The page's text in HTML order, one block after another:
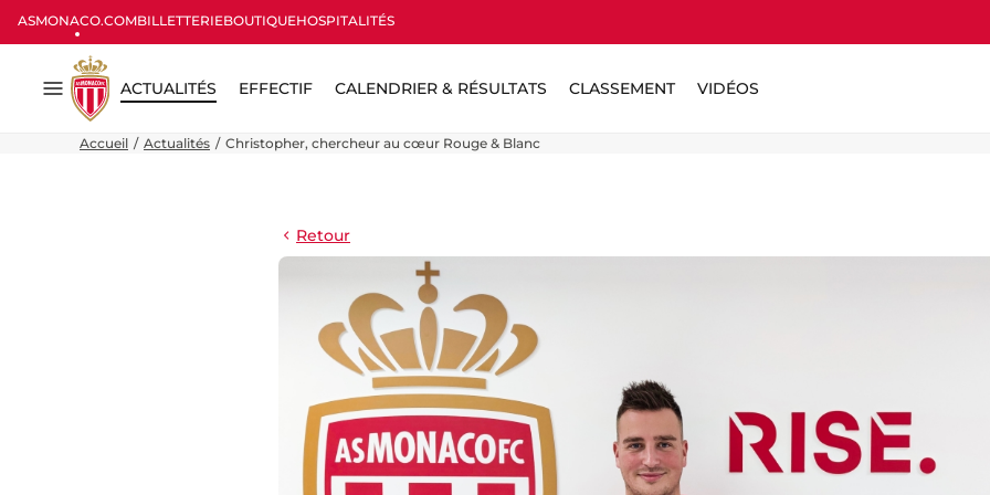
ASMONACO.COMBILLETTERIEBOUTIQUEHOSPITALITÉS
Menu
ACTUALITÉS EFFECTIF CALENDRIER & RÉSULTATS CLASSEMENT VIDÉOS
Accueil Actualités Christopher, chercheur au cœur Rouge & Blanc
Retour